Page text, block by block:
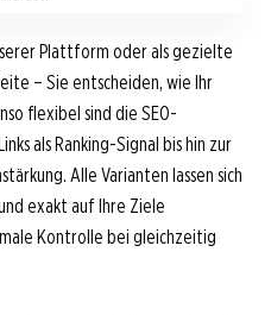
Plattform oder als gezielte
– Sie entscheiden, wie Ihr
flexibel sind die SEO-
als Ranking-Signal bis hin zur
Alle Varianten lassen sich
exakt auf Ihre Ziele
Kontrolle bei gleichzeitig